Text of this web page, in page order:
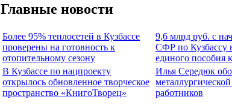
Главные новости
Более 95% теплосетей в Кузбассе
проверены на готовность к
отопительному сезону
9,6 млрд руб. с
СФР по Кузбассу
единого пособия
В Кузбассе по нацпроекту
открылось обновленное творческое
пространство «КнигоТворец»
Илья Середюк
работников